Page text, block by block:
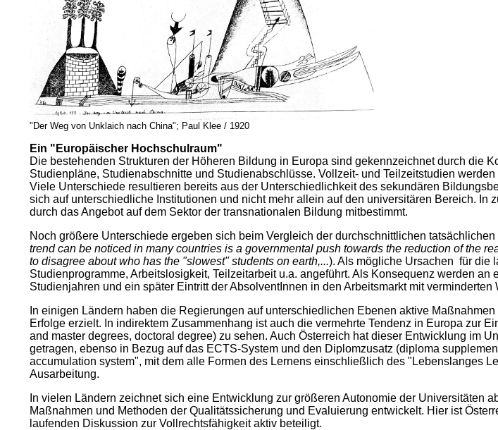
"Der Weg von Unklaich nach China"; Paul Klee / 1920
Ein "Europäischer Hochschulraum"
Die bestehenden Strukturen der Höheren Bildung in Europa sind gekennzeichnet durch die
Studienpläne, Studienabschnitte und Studienabschlüsse. Vollzeit- und Teilzeitstudien
Viele Unterschiede resultieren bereits aus der Unterschiedlichkeit des sekundären
sich auf unterschiedliche Institutionen und nicht mehr allein auf den universitären Bereich. In
durch das Angebot auf dem Sektor der transnationalen Bildung mitbestimmt.
Noch größere Unterschiede ergeben sich beim Vergleich der durchschnittlichen
trend can be noticed in many countries is a governmental push towards the reduction of the
to disagree about who has the "slowest" students on earth,...). Als mögliche Ursachen für die
Studienprogramme, Arbeitslosigkeit, Teilzeitarbeit u.a. angeführt. Als Konsequenz werden an
Studienjahren und ein später Eintritt der AbsolventInnen in den Arbeitsmarkt mit
In einigen Ländern haben die Regierungen auf unterschiedlichen Ebenen aktive
Erfolge erzielt. In indirektem Zusammenhang ist auch die vermehrte Tendenz in Europa zur
and master degrees, doctoral degree) zu sehen. Auch Österreich hat dieser Entwicklung im
getragen, ebenso in Bezug auf das ECTS-System und den Diplomzusatz (diploma
accumulation system", mit dem alle Formen des Lernens einschließlich des "Lebenslanges
Ausarbeitung.
In vielen Ländern zeichnet sich eine Entwicklung zur größeren Autonomie der Universitäten
Maßnahmen und Methoden der Qualitätssicherung und Evaluierung entwickelt. Hier ist
laufenden Diskussion zur Vollrechtsfähigkeit aktiv beteiligt.